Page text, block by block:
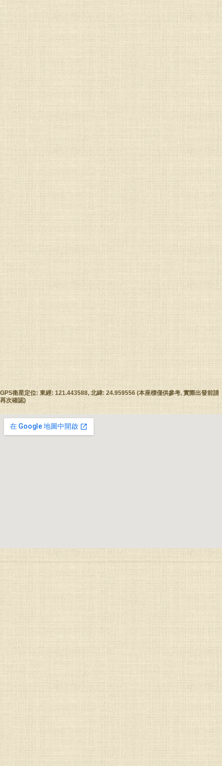
GPS衛星定位: 東經: 121.443588, 北緯: 24.959556 (本座標僅供參考, 實際出發前請
再次確認)